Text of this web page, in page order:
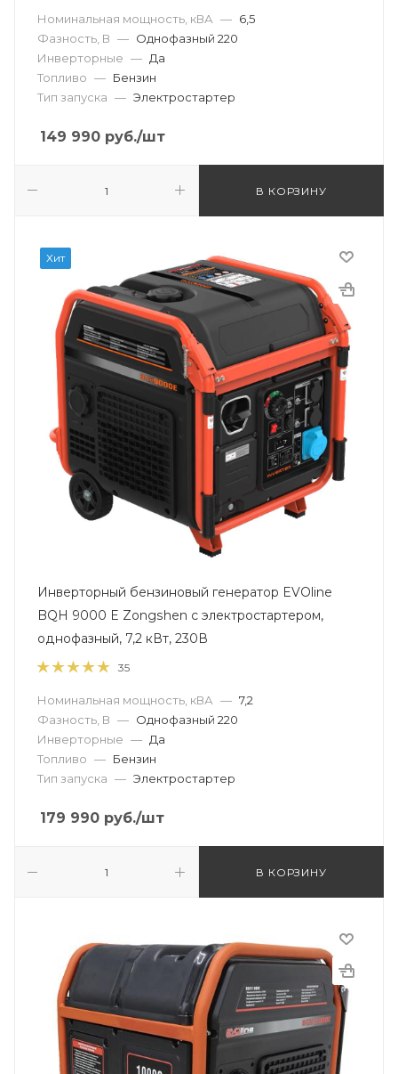
Номинальная мощность, кВА — 6,5
Фазность, В — Однофазный 220
Инверторные — Да
Топливо — Бензин
Тип запуска — Электростартер
149 990 руб./шт
В КОРЗИНУ
Хит
Инверторный бензиновый генератор EVOline
BQH 9000 E Zongshen с электростартером,
однофазный, 7,2 кВт, 230В
35
Номинальная мощность, кВА — 7,2
Фазность, В — Однофазный 220
Инверторные — Да
Топливо — Бензин
Тип запуска — Электростартер
179 990 руб./шт
В КОРЗИНУ